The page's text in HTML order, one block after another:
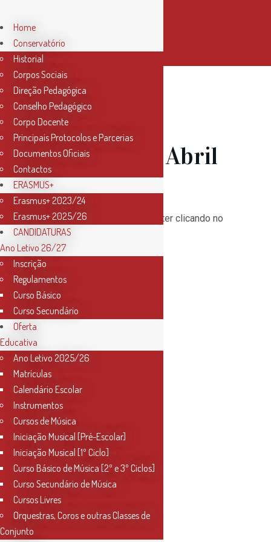
03 Abr
Newsletter Abril
2022
Subscreva a nossa newsletter clicando no
botão “
Home
Conservatório
Historial
Corpos Sociais
Direção Pedagógica
Conselho Pedagógico
Corpo Docente
Principais Protocolos e Parcerias
Documentos Oficiais
Contactos
ERASMUS+
Erasmus+ 2023/24
Erasmus+ 2025/26
CANDIDATURAS
Ano Letivo 26/27
Inscrição
Regulamentos
Curso Básico
Curso Secundário
Oferta
Educativa
Ano Letivo 2025/26
Matrículas
Calendário Escolar
Instrumentos
Cursos de Música
Iniciação Musical [Pré-Escolar]
Iniciação Musical [1º Ciclo]
Curso Básico de Música [2º e 3º Ciclos]
Curso Secundário de Música
Cursos Livres
Orquestras, Coros e outras Classes de
Conjunto